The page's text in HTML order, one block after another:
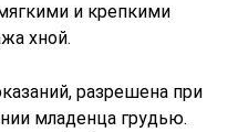
и крепкими
хной.
разрешена при
младенца грудью.